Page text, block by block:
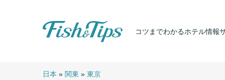
コツまでわかるホテル情報
日本 » 関東 » 東京